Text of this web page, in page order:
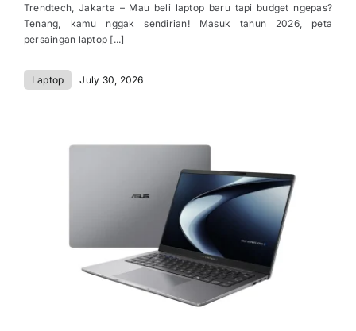
Trendtech, Jakarta – Mau beli laptop baru tapi budget ngepas?
Tenang, kamu nggak sendirian! Masuk tahun 2026, peta
persaingan laptop [...]
Laptop July 30, 2026